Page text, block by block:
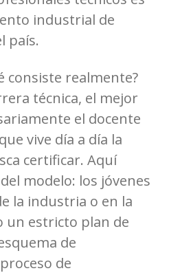
industrial de
país.
consiste realmente?
técnica, el mejor
el docente
vive día a día la
certificar. Aquí
modelo: los jóvenes
la industria o en la
un estricto plan de
de
de